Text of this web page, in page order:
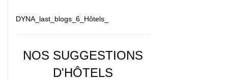
DYNA_last_blogs_6_Hôtels_
NOS SUGGESTIONS
D'HÔTELS